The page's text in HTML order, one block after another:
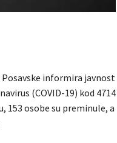
informira javnost
(COVID-19) kod 4714
153 osobe su preminule, a